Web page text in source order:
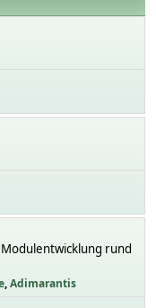
rund
,Adimarantis